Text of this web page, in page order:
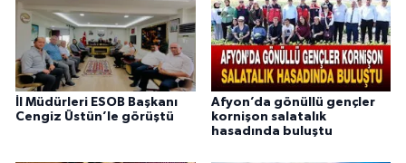
İl Müdürleri ESOB Başkanı
Cengiz Üstün’le görüştü
Afyon’da gönüllü gençler
kornişon salatalık
hasadında buluştu